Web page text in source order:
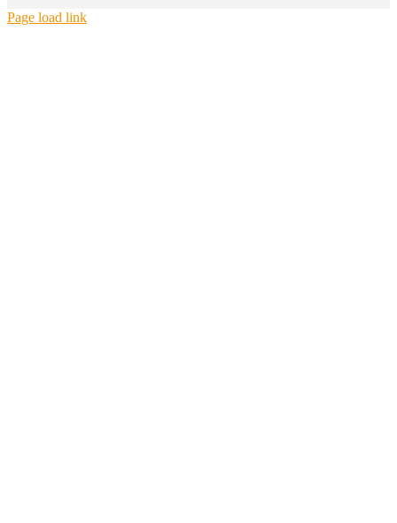
Page load link